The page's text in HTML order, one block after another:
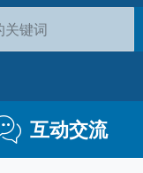
互动交流